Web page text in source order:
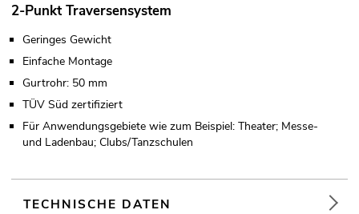
2-Punkt Traversensystem
Geringes Gewicht
Einfache Montage
Gurtrohr: 50 mm
TÜV Süd zertifiziert
Für Anwendungsgebiete wie zum Beispiel: Theater; Messe-
und Ladenbau; Clubs/Tanzschulen
TECHNISCHE DATEN